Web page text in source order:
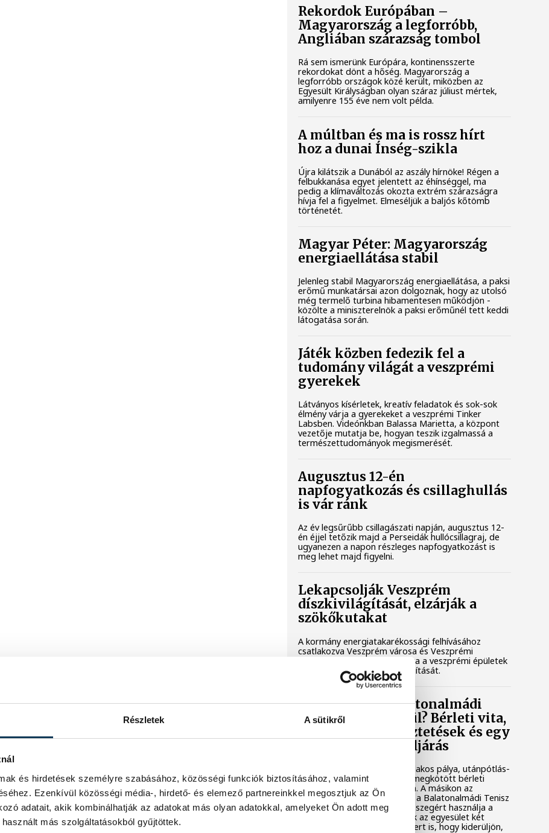
Részletek A sütikről
és hirdetések személyre szabásához, közösségi funkciók biztosításához, valamint
Ezenkívül közösségi média-, hirdető- és elemező partnereinkkel megosztjuk az Ön
adatait, akik kombinálhatják az adatokat más olyan adatokkal, amelyeket Ön adott meg
más szolgáltatásokból gyűjtöttek.
Rekordok Európában –
Magyarország a legforróbb,
Angliában szárazság tombol
Rá sem ismerünk Európára, kontinensszerte
rekordokat dönt a hőség. Magyarország a
legforróbb országok közé került, miközben az
Egyesült Királyságban olyan száraz júliust mértek,
amilyenre 155 éve nem volt példa.
A múltban és ma is rossz hírt
hoz a dunai Ínség-szikla
Újra kilátszik a Dunából az aszály hírnöke! Régen a
felbukkanása egyet jelentett az éhínséggel, ma
pedig a klímaváltozás okozta extrém szárazságra
hívja fel a figyelmet. Elmeséljük a baljós kőtömb
történetét.
Magyar Péter: Magyarország
energiaellátása stabil
Jelenleg stabil Magyarország energiaellátása, a paksi
erőmű munkatársai azon dolgoznak, hogy az utolsó
még termelő turbina hibamentesen működjön -
közölte a miniszterelnök a paksi erőműnél tett keddi
látogatása során.
Játék közben fedezik fel a
tudomány világát a veszprémi
gyerekek
Látványos kísérletek, kreatív feladatok és sok-sok
élmény várja a gyerekeket a veszprémi Tinker
Labsben. Videónkban Balassa Marietta, a központ
vezetője mutatja be, hogyan teszik izgalmassá a
természettudományok megismerését.
Augusztus 12-én
napfogyatkozás és csillaghullás
is vár ránk
Az év legsűrűbb csillagászati napján, augusztus 12-
én éjjel tetőzik majd a Perseidák hullócsillagraj, de
ugyanezen a napon részleges napfogyatkozást is
meg lehet majd figyelni.
Lekapcsolják Veszprém
díszkivilágítását, elzárják a
szökőkutakat
A kormány energiatakarékossági felhívásához
csatlakozva Veszprém városa és Veszprémi
Főegyházmegye is lekapcsolta a veszprémi épületek
és nevezetességek díszkivilágítását.
Mi történik a balatonalmádi
teniszpályák körül? Bérleti vita,
megszakadt egyeztetések és egy
tisztázatlan jogi eljárás
Évtizedes hagyomány, hat salakos pálya, utánpótlás-
nevelés és egy hosszú távra megkötött bérleti
szerződés áll az egyik oldalon. A másikon az
önkormányzat, amely szerint a Balatonalmádi Tenisz
Klub aránytalanul alacsony összegért használja a
városi területet. Megkerestük az egyesület két
képviselőjét és a polgármestert is, hogy kiderüljön,